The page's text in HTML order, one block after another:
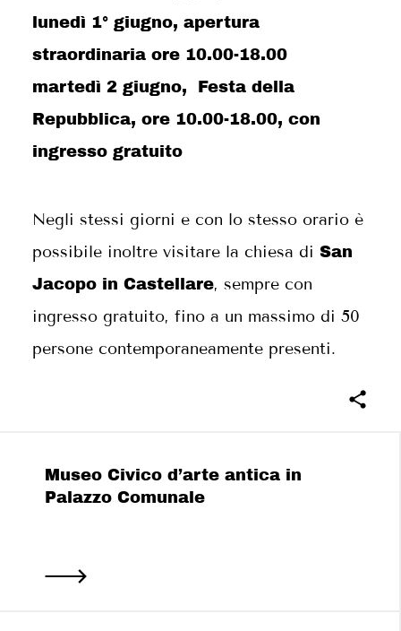
lunedì 1° giugno, apertura
straordinaria ore 10.00-18.00
martedì 2 giugno, Festa della
Repubblica, ore 10.00-18.00, con
ingresso gratuito
Negli stessi giorni e con lo stesso orario è
possibile inoltre visitare la chiesa di San
Jacopo in Castellare, sempre con
ingresso gratuito, fino a un massimo di 50
persone contemporaneamente presenti.
Museo Civico d’arte antica in
Palazzo Comunale